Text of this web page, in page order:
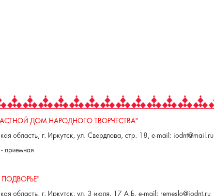
ДОМ НАРОДНОГО ТВОРЧЕСТВА"
область, г. Иркутск, ул. Свердлова, стр. 18, e-mail: iodnt@mail.ru
приемная
область, г. Иркутск, ул. 3 июля, 17 А,Б. e-mail: remeslo@iodnt.ru